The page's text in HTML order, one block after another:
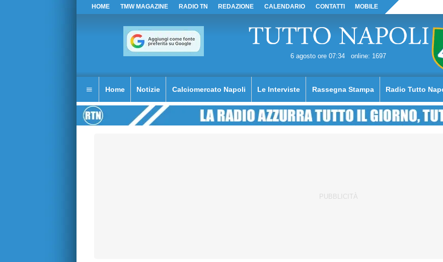
HOME TMW MAGAZINE RADIO TN REDAZIONE CALENDARIO CONTATTI MOBILE
6 agosto ore 07:34 online: 1697
Home Notizie Calciomercato Napoli Le Interviste Rassegna Stampa Radio Tutto